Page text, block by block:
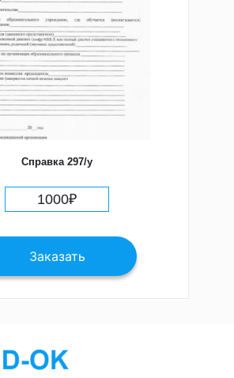
Справка 297/у
1000₽
Заказать